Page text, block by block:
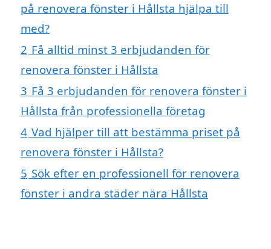
på renovera fönster i Hållsta hjälpa till
med?
2 Få alltid minst 3 erbjudanden för
renovera fönster i Hållsta
3 Få 3 erbjudanden för renovera fönster i
Hållsta från professionella företag
4 Vad hjälper till att bestämma priset på
renovera fönster i Hållsta?
5 Sök efter en professionell för renovera
fönster i andra städer nära Hållsta